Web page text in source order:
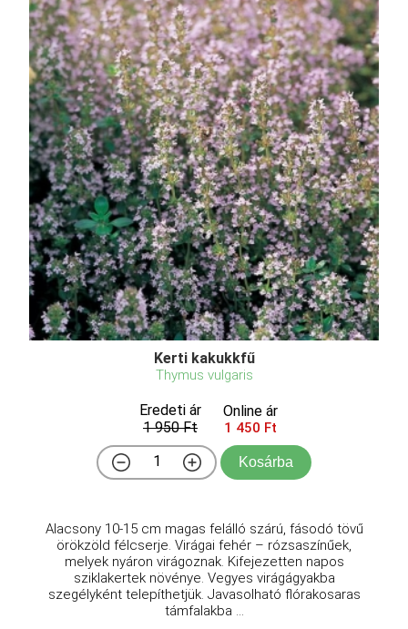
Kerti kakukkfű
Thymus vulgaris
Eredeti ár
1 950 Ft
Online ár
1 450 Ft
Kosárba
Alacsony 10-15 cm magas felálló szárú, fásodó tövű
örökzöld félcserje. Virágai fehér – rózsaszínűek,
melyek nyáron virágoznak. Kifejezetten napos
sziklakertek növénye. Vegyes virágágyakba
szegélyként telepíthetjük. Javasolható flórakosaras
támfalakba ...